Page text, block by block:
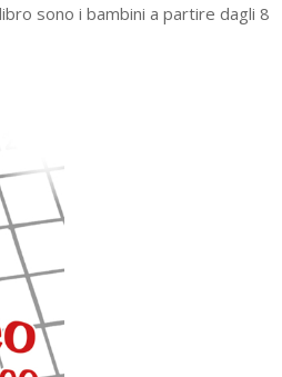
sono i bambini a partire dagli 8